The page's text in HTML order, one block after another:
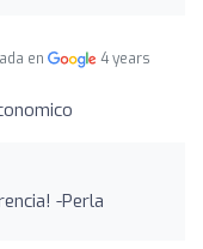
en
4 years
-Perla